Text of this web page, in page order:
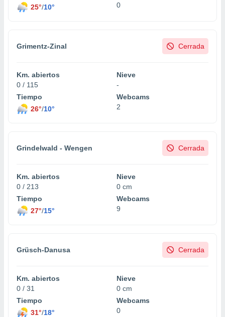
25°/10°
0
Grimentz-Zinal Cerrada
Km. abiertos
0 / 115
Nieve
-
Tiempo
26°/10°
Webcams
2
Grindelwald - Wengen Cerrada
Km. abiertos
0 / 213
Nieve
0 cm
Tiempo
27°/15°
Webcams
9
Grüsch-Danusa Cerrada
Km. abiertos
0 / 31
Nieve
0 cm
Tiempo
31°/18°
Webcams
0